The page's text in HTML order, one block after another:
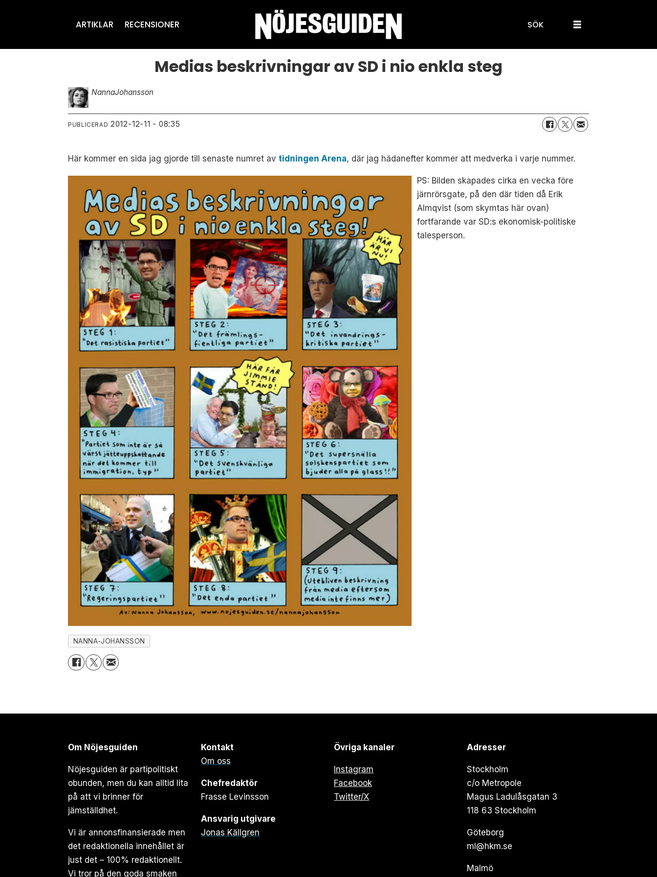
ARTIKLAR RECENSIONER SÖK
Medias beskrivningar av SD i nio enkla steg
NannaJohansson
PUBLICERAD 2012-12-11 - 08:35
Här kommer en sida jag gjorde till senaste numret avtidningen Arena, där jag hädanefter kommer att medverka i varje nummer.
PS: Bilden skapades cirka en vecka före
järnrörsgate, på den där tiden då Erik
Almqvist (som skymtas här ovan)
fortfarande var SD:s ekonomisk-politiske
talesperson.
NANNA-JOHANSSON
Om Nöjesguiden
Nöjesguiden är partipolitiskt
obunden, men du kan alltid lita
på att vi brinner för
jämställdhet.
Vi är annonsfinansierade men
det redaktionella innehållet är
just det – 100% redaktionellt.
Vi tror på den goda smaken
Kontakt
Om oss
Chefredaktör
Frasse Levinsson
Ansvarig utgivare
Jonas Källgren
Övriga kanaler
Instagram
Facebook
Twitter/X
Adresser
Stockholm
c/o Metropole
Magus Ladulåsgatan 3
118 63 Stockholm
Göteborg
ml@hkm.se
Malmö